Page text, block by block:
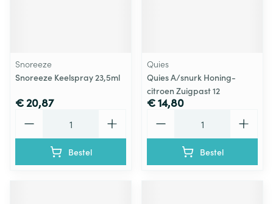
Snoreeze
Snoreeze Keelspray 23,5ml
€ 20,87
Bestel
Quies
Quies A/snurk Honing-
citroen Zuigpast 12
€ 14,80
Bestel